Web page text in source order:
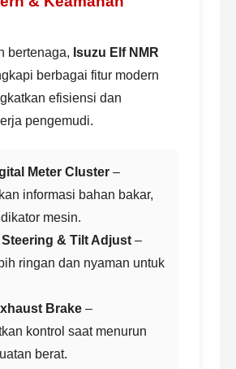
bertenaga, Isuzu Elf NMR
berbagai fitur modern
efisiensi dan
pengemudi.
Meter Cluster –
informasi bahan bakar,
mesin.
Steering & Tilt Adjust –
ringan dan nyaman untuk
Brake –
kontrol saat menurun
berat.